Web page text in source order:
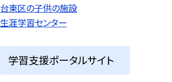
台東区の子供の施設
生涯学習センター
学習支援ポータルサイト